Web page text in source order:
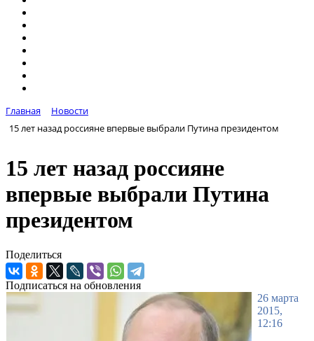
Главная
Новости
15 лет назад россияне впервые выбрали Путина президентом
15 лет назад россияне
впервые выбрали Путина
президентом
Поделиться
Подписаться на обновления
26 марта
2015,
12:16